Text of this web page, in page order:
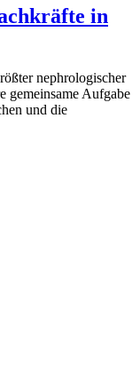
in
nephrologischer
gemeinsame Aufgabe
und die